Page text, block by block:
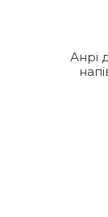
Анрі